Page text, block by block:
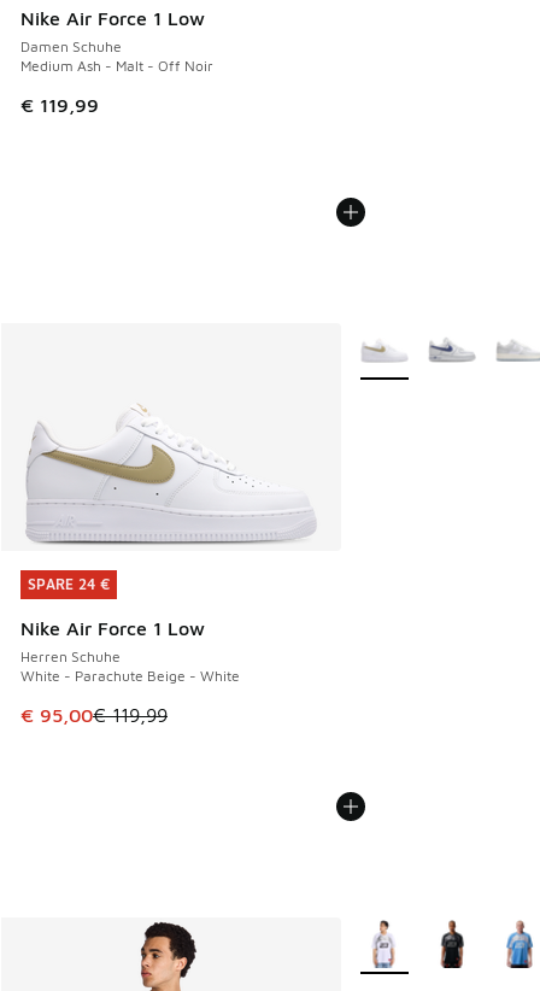
Nike Air Force 1 Low
Damen Schuhe
Medium Ash - Malt - Off Noir
€ 119,99
SPARE 24 €
Nike Air Force 1 Low
Herren Schuhe
White - Parachute Beige - White
Dieser Artikel ist im Sale. Der Preis ist von € 119,99 auf €
€ 95,00€ 119,99
SPARE 24 €
Weitere Farben
Weitere Farben